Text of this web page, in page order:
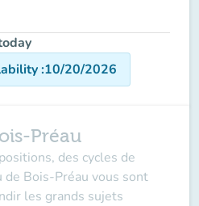
:10/20/2026
Préau
des cycles de
de Bois-Préau vous sont
les grands sujets